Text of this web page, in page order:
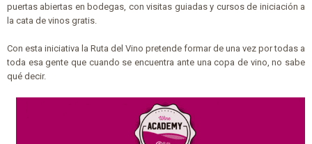
puertas abiertas en bodegas, con visitas guiadas y cursos de iniciación a
la cata de vinos gratis.
Con esta iniciativa la Ruta del Vino pretende formar de una vez por todas a
toda esa gente que cuando se encuentra ante una copa de vino, no sabe
qué decir.